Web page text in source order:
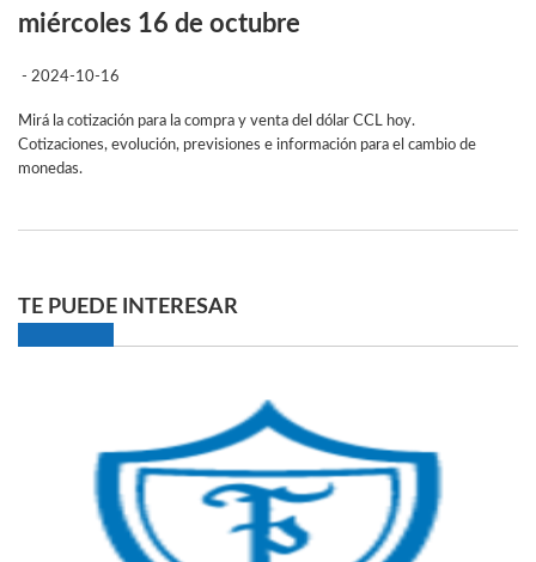
miércoles 16 de octubre
- 2024-10-16
Mirá la cotización para la compra y venta del dólar CCL hoy.
Cotizaciones, evolución, previsiones e información para el cambio de
monedas.
TE PUEDE INTERESAR